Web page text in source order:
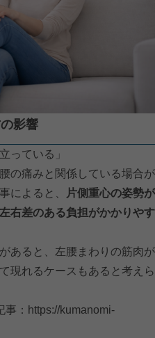
影響
っている」
の痛みと関係している場合が
によると、
片側重心の姿勢が
右差のある負担がかかりやす
あると、左腰まわりの筋肉が
現れるケースもあると考えら
： https://kumanomi-